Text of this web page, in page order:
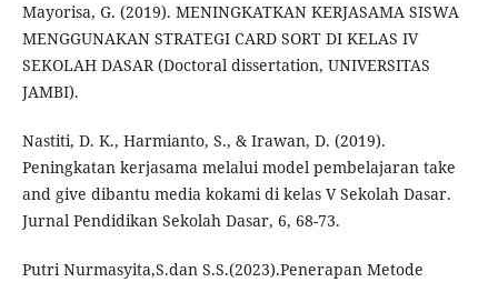
Mayorisa, G. (2019). MENINGKATKAN KERJASAMA SISWA
MENGGUNAKAN STRATEGI CARD SORT DI KELAS IV
SEKOLAH DASAR (Doctoral dissertation, UNIVERSITAS
JAMBI).
Nastiti, D. K., Harmianto, S., & Irawan, D. (2019).
Peningkatan kerjasama melalui model pembelajaran take
and give dibantu media kokami di kelas V Sekolah Dasar.
Jurnal Pendidikan Sekolah Dasar, 6, 68-73.
Putri Nurmasyita,S.dan S.S.(2023).Penerapan Metode